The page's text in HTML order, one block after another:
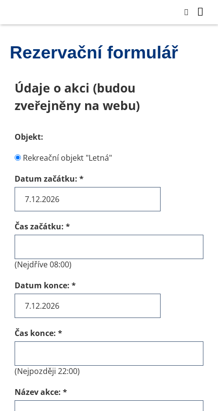
Rezervační formulář
Údaje o akci (budou
zveřejněny na webu)
Objekt:
Rekreační objekt "Letná"
Datum začátku: *
Čas začátku: *
(Nejdříve 08:00)
Datum konce: *
Čas konce: *
(Nejpozději 22:00)
Název akce: *